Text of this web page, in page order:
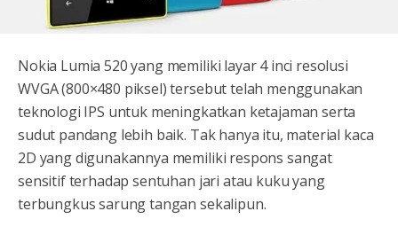
Nokia Lumia 520 yang memiliki layar 4 inci resolusi
WVGA (800×480 piksel) tersebut telah menggunakan
teknologi IPS untuk meningkatkan ketajaman serta
sudut pandang lebih baik. Tak hanya itu, material kaca
2D yang digunakannya memiliki respons sangat
sensitif terhadap sentuhan jari atau kuku yang
terbungkus sarung tangan sekalipun.